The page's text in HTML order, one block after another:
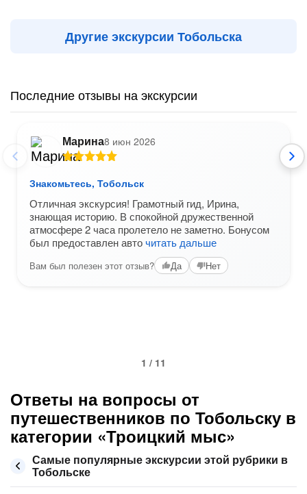
Другие экскурсии Тобольска
Последние отзывы на экскурсии
Марина8 июн 2026
Знакомьтесь, Тобольск
Отличная экскурсия! Грамотный гид, Ирина,
знающая историю. В спокойной дружественной
атмосфере 2 часа пролетело не заметно. Бонусом
был предоставлен авточитать дальше
Вам был полезен этот отзыв? Да Нет
1 / 11
Ответы на вопросы от
путешественников по Тобольску в
категории «Троицкий мыс»
Самые популярные экскурсии этой рубрики в
Тобольске